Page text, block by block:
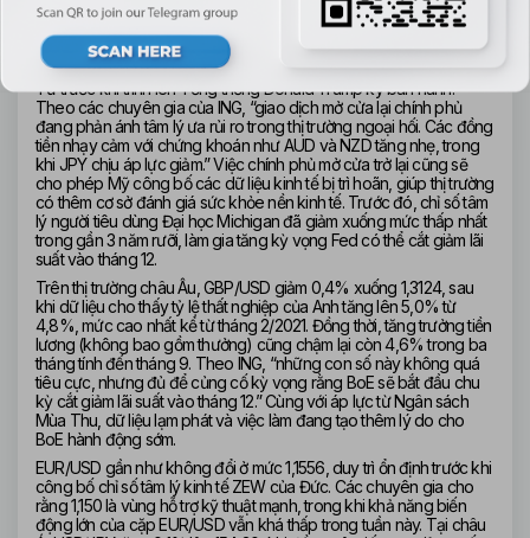
Đồng đô la ghi nhận mức tăng nhẹ sau khi Thượng viện Mỹ thông
qua dự luật ngân sách nhằm chấm dứt tình trạng đóng cửa chính
phủ kéo dài. Dự luật này hiện đã được chuyển sang Hạ viện, nơi
Chủ tịch Mike Johnson bày tỏ mong muốn thông qua sớm vào thứ
Tư trước khi trình lên Tổng thống Donald Trump ký ban hành.
Theo các chuyên gia của ING, “giao dịch mở cửa lại chính phủ
đang phản ánh tâm lý ưa rủi ro trong thị trường ngoại hối. Các đồng
tiền nhạy cảm với chứng khoán như AUD và NZD tăng nhẹ, trong
khi JPY chịu áp lực giảm.” Việc chính phủ mở cửa trở lại cũng sẽ
cho phép Mỹ công bố các dữ liệu kinh tế bị trì hoãn, giúp thị trường
có thêm cơ sở đánh giá sức khỏe nền kinh tế. Trước đó, chỉ số tâm
lý người tiêu dùng Đại học Michigan đã giảm xuống mức thấp nhất
trong gần 3 năm rưỡi, làm gia tăng kỳ vọng Fed có thể cắt giảm lãi
suất vào tháng 12.
Trên thị trường châu Âu, GBP/USD giảm 0,4% xuống 1,3124, sau
khi dữ liệu cho thấy tỷ lệ thất nghiệp của Anh tăng lên 5,0% từ
4,8%, mức cao nhất kể từ tháng 2/2021. Đồng thời, tăng trưởng tiền
lương (không bao gồm thưởng) cũng chậm lại còn 4,6% trong ba
tháng tính đến tháng 9. Theo ING, “những con số này không quá
tiêu cực, nhưng đủ để củng cố kỳ vọng rằng BoE sẽ bắt đầu chu
kỳ cắt giảm lãi suất vào tháng 12.” Cùng với áp lực từ Ngân sách
Mùa Thu, dữ liệu lạm phát và việc làm đang tạo thêm lý do cho
BoE hành động sớm.
EUR/USD gần như không đổi ở mức 1,1556, duy trì ổn định trước khi
công bố chỉ số tâm lý kinh tế ZEW của Đức. Các chuyên gia cho
rằng 1,150 là vùng hỗ trợ kỹ thuật mạnh, trong khi khả năng biến
động lớn của cặp EUR/USD vẫn khá thấp trong tuần này. Tại châu